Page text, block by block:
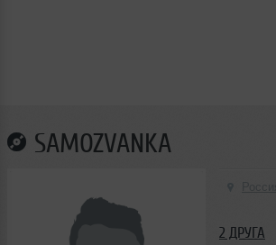
SAMOZVANKA
2 ДРУГА